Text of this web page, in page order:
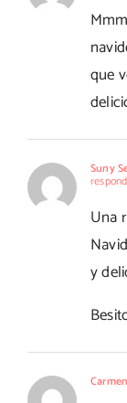
que
Suny
Una
y
Carmen